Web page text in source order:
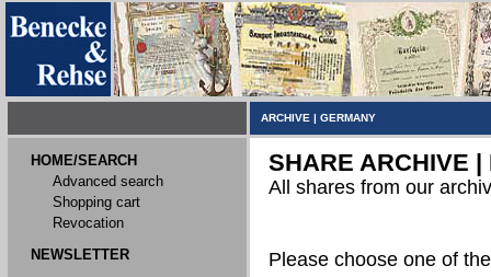
ARCHIVE | GERMANY
HOME/SEARCH
Advanced search
Shopping cart
Revocation
NEWSLETTER
SHARE ARCHIVE |
All shares from our
Please choose one of